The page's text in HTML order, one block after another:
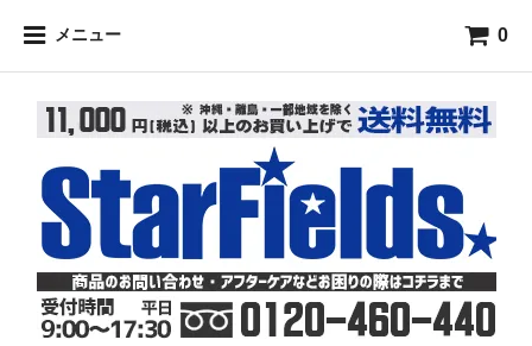
メニュー 0